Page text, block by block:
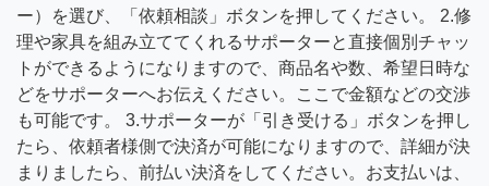
ー）を選び、「依頼相談」ボタンを押してください。 2.修
理や家具を組み立ててくれるサポーターと直接個別チャッ
トができるようになりますので、商品名や数、希望日時な
どをサポーターへお伝えください。ここで金額などの交渉
も可能です。 3.サポーターが「引き受ける」ボタンを押し
たら、依頼者様側で決済が可能になりますので、詳細が決
まりましたら、前払い決済をしてください。お支払いは、